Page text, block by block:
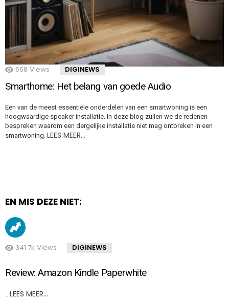
668 Views DIGINEWS
Smarthome: Het belang van goede Audio
Een van de meest essentiële onderdelen van een smartwoning is een
hoogwaardige speaker installatie. In deze blog zullen we de redenen
bespreken waarom een dergelijke installatie niet mag ontbreken in een
smartwoning. LEES MEER…
EN MIS DEZE NIET:
341.7k Views DIGINEWS
Review: Amazon Kindle Paperwhite
.. LEES MEER…